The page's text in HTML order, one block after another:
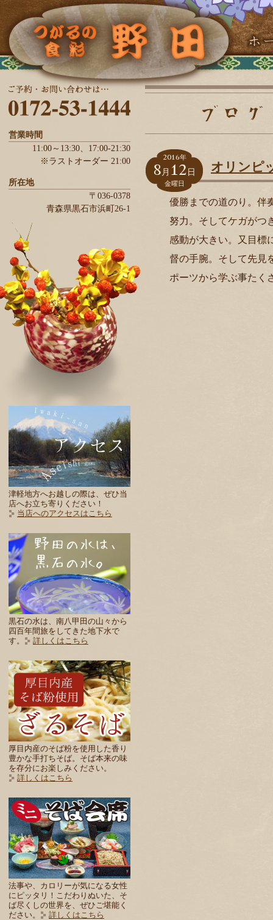
営業時間
11:00～13:30、 17:00-21:30
※ラストオーダー 21:00
所在地
〒036-0378
青森県黒石市浜町26-1
津軽地方へお越しの際は、ぜひ当
店へお立ち寄りください！
当店へのアクセスはこちら
黒石の水は、南八甲田の山々から
四百年間旅をしてきた地下水で
す。
詳しくはこちら
厚目内産のそば粉を使用した香り
豊かな手打ちそば。そば本来の味
を存分にお楽しみください。
詳しくはこちら
法事や、カロリーが気になる女性
にピッタリ！こだわりぬいた、そ
ば尽くしの世界を、ぜひご堪能く
ださい。
詳しくはこちら
2016年
8 月 12 日
金曜日
オリンピ
優勝までの道のり。伴
努力。そしてケガがつ
感動が大きい。又目標
督の手腕。そして先見
ポーツから学ぶ事たく